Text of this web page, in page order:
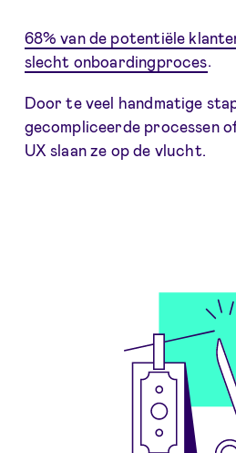
68% van de potentiële
slecht onboardingproces.
Door te veel handmatige
gecompliceerde processen
UX slaan ze op de vlucht.